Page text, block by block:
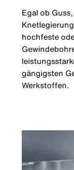
Egal ob
hochfeste
gängigsten
Werkstoffen.